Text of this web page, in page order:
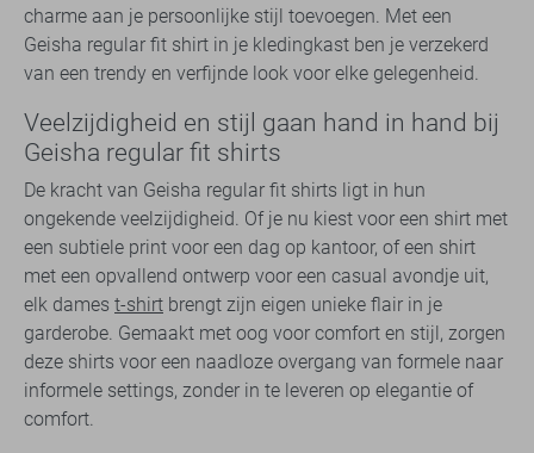
charme aan je persoonlijke stijl toevoegen. Met een
Geisha regular fit shirt in je kledingkast ben je verzekerd
van een trendy en verfijnde look voor elke gelegenheid.
Veelzijdigheid en stijl gaan hand in hand bij
Geisha regular fit shirts
De kracht van Geisha regular fit shirts ligt in hun
ongekende veelzijdigheid. Of je nu kiest voor een shirt met
een subtiele print voor een dag op kantoor, of een shirt
met een opvallend ontwerp voor een casual avondje uit,
elk dames t-shirt brengt zijn eigen unieke flair in je
garderobe. Gemaakt met oog voor comfort en stijl, zorgen
deze shirts voor een naadloze overgang van formele naar
informele settings, zonder in te leveren op elegantie of
comfort.